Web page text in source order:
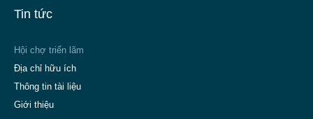
Tin tức
Hội chợ triển lãm
Địa chỉ hữu ích
Thông tin tài liệu
Giới thiệu